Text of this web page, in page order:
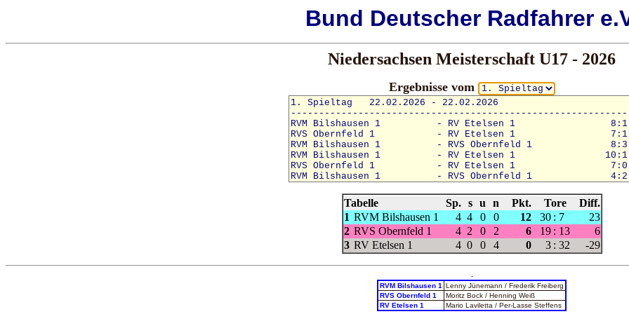
Bund Deutscher Radfahrer
Niedersachsen Meisterschaft U17 - 2026
Ergebnisse vom
Tabelle Sp. s u n Pkt. Tore
Diff.
1 RVM Bilshausen 1 4 4 0 0 12 30 : 7
23
2 RVS Obernfeld 1 4 2 0 2 6 19 : 13
6
3 RV Etelsen 1 4 0 0 4 0 3 : 32 -29
-
RVM Bilshausen 1
Lenny Jünemann / Frederik Freiberg
RVS Obernfeld 1
Moritz Bock / Henning Weiß
RV Etelsen 1
Mario Laviletta / Per-Lasse Steffens